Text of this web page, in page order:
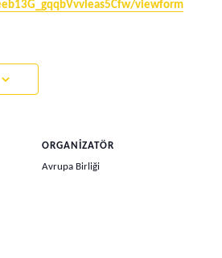
viewform
ORGANIZATÖR
Avrupa Birliği